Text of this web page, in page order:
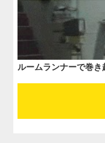
ルームランナーで巻